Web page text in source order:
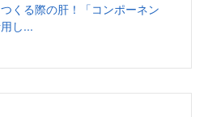
くる際の肝！「コンポーネン
し...